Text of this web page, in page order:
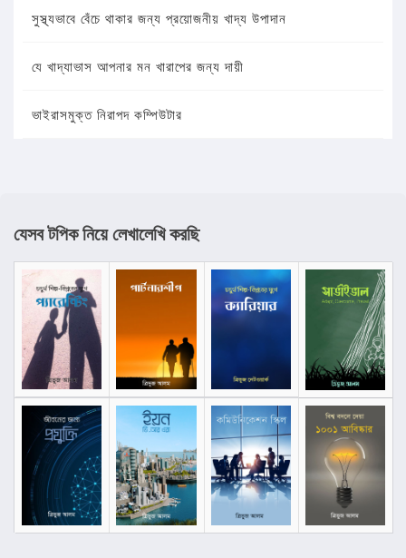
সুস্থ্যভাবে বেঁচে থাকার জন্য প্রয়োজনীয় খাদ্য উপাদান
যে খাদ্যাভাস আপনার মন খারাপের জন্য দায়ী
ভাইরাসমুক্ত নিরাপদ কম্পিউটার
যেসব টপিক নিয়ে লেখালেখি করছি